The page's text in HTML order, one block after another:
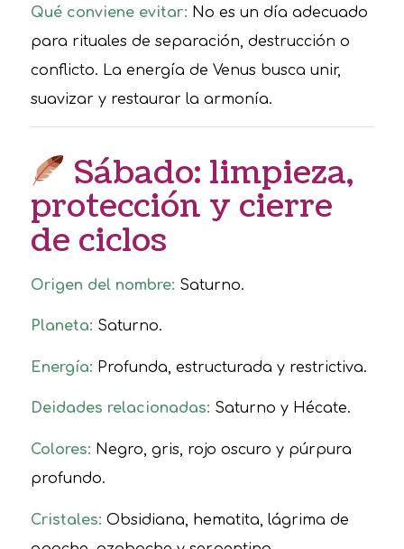
Qué conviene evitar: No es un día adecuado
para rituales de separación, destrucción o
conflicto. La energía de Venus busca unir,
suavizar y restaurar la armonía.
Sábado: limpieza,
protección y cierre
de ciclos
Origen del nombre: Saturno.
Planeta: Saturno.
Energía: Profunda, estructurada y restrictiva.
Deidades relacionadas: Saturno y Hécate.
Colores: Negro, gris, rojo oscuro y púrpura
profundo.
Cristales: Obsidiana, hematita, lágrima de